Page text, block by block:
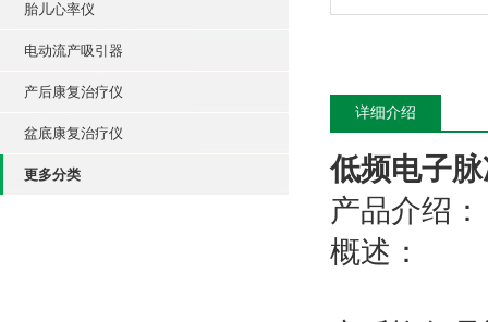
胎儿心率仪
电动流产吸引器
产后康复治疗仪
盆底康复治疗仪
更多分类
详细介绍
低频电子
产品介绍：
概述：